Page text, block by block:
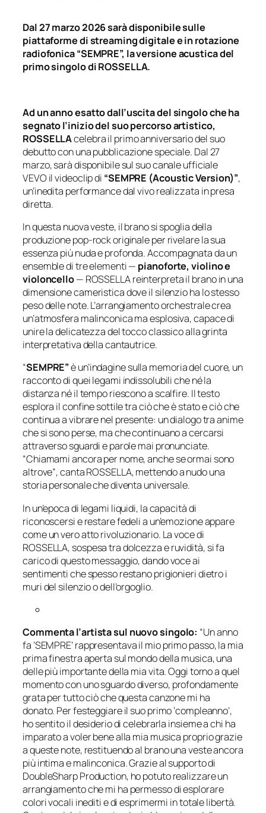
Dal 27 marzo 2026 sarà disponibile sulle
piattaforme di streaming digitale e in rotazione
radiofonica “SEMPRE”, la versione acustica del
primo singolo di ROSSELLA.
Ad un anno esatto dall’uscita del singolo che ha
segnato l’inizio del suo percorso artistico,
ROSSELLAcelebra il primo anniversario del suo
debutto con una pubblicazione speciale. Dal 27
marzo, sarà disponibile sul suo canale ufficiale
VEVO il videoclip di “SEMPRE (Acoustic Version)”,
un’inedita performance dal vivo realizzata in presa
diretta.
In questa nuova veste, il brano si spoglia della
produzione pop-rock originale per rivelare la sua
essenza più nuda e profonda. Accompagnata da un
ensemble di tre elementi — pianoforte, violino e
violoncello— ROSSELLA reinterpreta il brano in una
dimensione cameristica dove il silenzio ha lo stesso
peso delle note. L’arrangiamento orchestrale crea
un’atmosfera malinconica ma esplosiva, capace di
unire la delicatezza del tocco classico alla grinta
interpretativa della cantautrice.
“SEMPRE”è un’indagine sulla memoria del cuore, un
racconto di quei legami indissolubili che né la
distanza né il tempo riescono a scalfire. Il testo
esplora il confine sottile tra ciò che è stato e ciò che
continua a vibrare nel presente: un dialogo tra anime
che si sono perse, ma che continuano a cercarsi
attraverso sguardi e parole mai pronunciate.
“Chiamami ancora per nome, anche se ormai sono
altrove”, canta ROSSELLA, mettendo a nudo una
storia personale che diventa universale.
In un’epoca di legami liquidi, la capacità di
riconoscersi e restare fedeli a un’emozione appare
come un vero atto rivoluzionario. La voce di
ROSSELLA, sospesa tra dolcezza e ruvidità, si fa
carico di questo messaggio, dando voce ai
sentimenti che spesso restano prigionieri dietro i
muri del silenzio o dell’orgoglio.
Commenta l’artista sul nuovo singolo: “Un anno
fa ‘SEMPRE’ rappresentava il mio primo passo, la mia
prima finestra aperta sul mondo della musica, una
delle più importante della mia vita. Oggi torno a quel
momento con uno sguardo diverso, profondamente
grata per tutto ciò che questa canzone mi ha
donato. Per festeggiare il suo primo ‘compleanno’,
ho sentito il desiderio di celebrarla insieme a chi ha
imparato a voler bene alla mia musica proprio grazie
a queste note, restituendo al brano una veste ancora
più intima e malinconica. Grazie al supporto di
DoubleSharp Production, ho potuto realizzare un
arrangiamento che mi ha permesso di esplorare
colori vocali inediti e di esprimermi in totale libertà.